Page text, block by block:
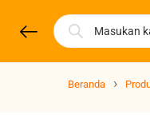
Beranda ›